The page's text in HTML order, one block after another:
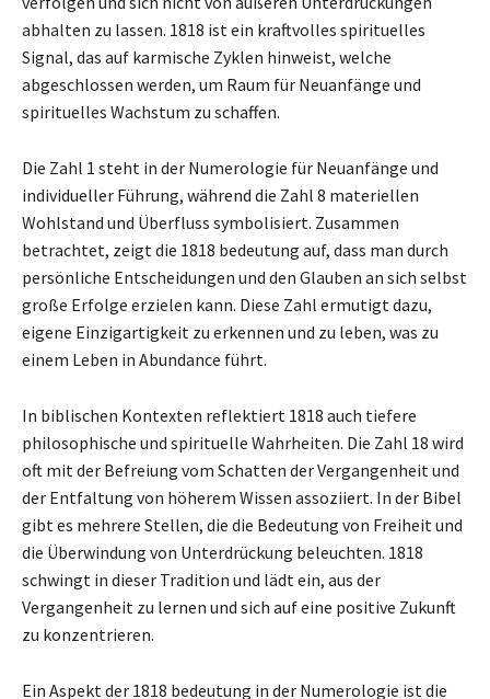
abhalten zu lassen. 1818 ist ein kraftvolles spirituelles
Signal, das auf karmische Zyklen hinweist, welche
abgeschlossen werden, um Raum für Neuanfänge und
spirituelles Wachstum zu schaffen.
Die Zahl 1 steht in der Numerologie für Neuanfänge und
individueller Führung, während die Zahl 8 materiellen
Wohlstand und Überfluss symbolisiert. Zusammen
betrachtet, zeigt die 1818 bedeutung auf, dass man durch
persönliche Entscheidungen und den Glauben an sich selbst
große Erfolge erzielen kann. Diese Zahl ermutigt dazu,
eigene Einzigartigkeit zu erkennen und zu leben, was zu
einem Leben in Abundance führt.
In biblischen Kontexten reflektiert 1818 auch tiefere
philosophische und spirituelle Wahrheiten. Die Zahl 18 wird
oft mit der Befreiung vom Schatten der Vergangenheit und
der Entfaltung von höherem Wissen assoziiert. In der Bibel
gibt es mehrere Stellen, die die Bedeutung von Freiheit und
die Überwindung von Unterdrückung beleuchten. 1818
schwingt in dieser Tradition und lädt ein, aus der
Vergangenheit zu lernen und sich auf eine positive Zukunft
zu konzentrieren.
Ein Aspekt der 1818 bedeutung in der Numerologie ist die